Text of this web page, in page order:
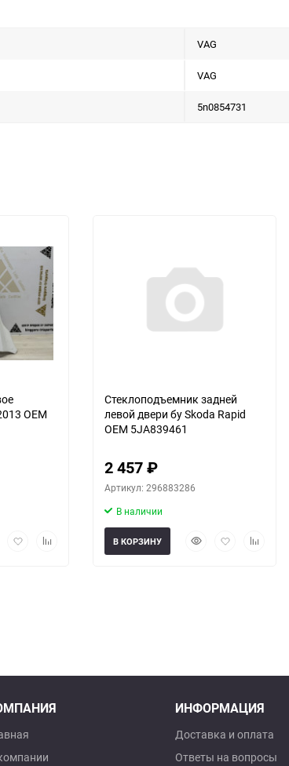
VAG
VAG
5n0854731
OEM
ДобавитьДобавить
Стеклоподъемник задней
левой двери бу Skoda Rapid
OEM 5JA839461
2 457₽
Артикул: 296883286
В наличии
БыстрыйДобавитьДобавить
В КОРЗИНУ
ИНФОРМАЦИЯ
Доставка и оплата
Ответы на вопросы